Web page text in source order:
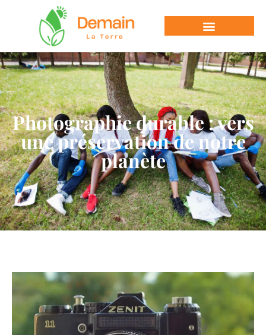
Photographie durable : vers
une préservation de notre
planète